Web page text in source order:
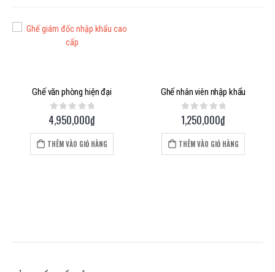
Ghế văn phòng hiện đại
0 out of 5
4,950,000₫
THÊM VÀO GIỎ HÀNG
Ghế nhân viên nhập khẩu
0 out of 5
1,250,000₫
THÊM VÀO GIỎ HÀNG